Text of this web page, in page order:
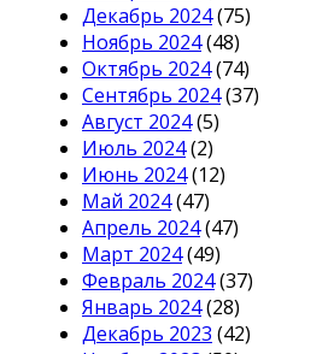
Декабрь 2024(75)
Ноябрь 2024(48)
Октябрь 2024(74)
Сентябрь 2024(37)
Август 2024(5)
Июль 2024(2)
Июнь 2024(12)
Май 2024(47)
Апрель 2024(47)
Март 2024(49)
Февраль 2024(37)
Январь 2024(28)
Декабрь 2023 (42)